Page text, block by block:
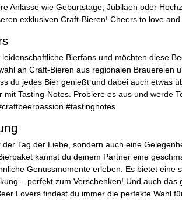
Anlässe wie Geburtstage, Jubiläen oder
exklusiven Craft-Bieren! Cheers to love
Bierfans und möchten diese
an Craft-Bieren aus regionalen Brauereien
du jedes Bier genießt und dabei auch etwas
mit Tasting-Notes. Probiere es aus und werde
#tastingnotes
Tag der Liebe, sondern auch eine
kannst du deinem Partner eine
Genussmomente erleben. Es bietet eine
– perfekt zum Verschenken! Und auch
Lovers findest du immer die perfekte Wahl